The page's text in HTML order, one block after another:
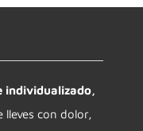
individualizado,
con dolor,